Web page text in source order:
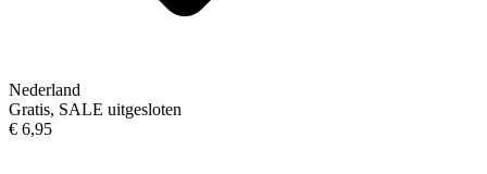
Nederland
Gratis, SALE uitgesloten
€ 6,95